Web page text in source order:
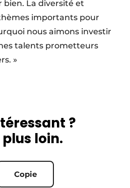
bien. La diversité et
importants pour
nous aimons investir
talents prometteurs
»
?
loin.
Copie